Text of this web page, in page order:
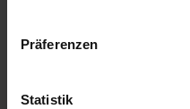
Präferenzen
Statistik